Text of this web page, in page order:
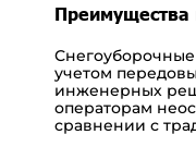
Преимущества
учетом
инженерных
операторам
сравнении с